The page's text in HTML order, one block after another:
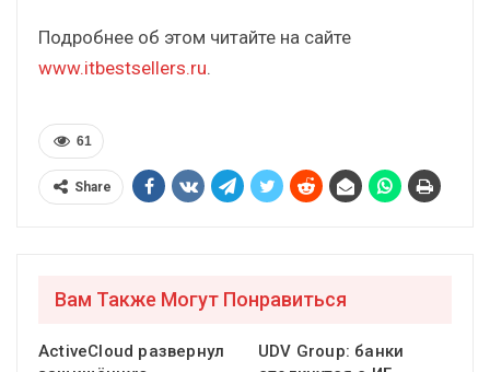
Подробнее об этом читайте на сайте
www.itbestsellers.ru.
61
Share
Вам Также Могут Понравиться
ActiveCloud развернул
UDV Group: банки